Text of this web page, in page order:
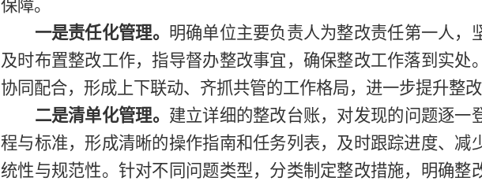
保障。
一是责任化管理。 明确单位主要负责人为整改责任第一人，
及时布置整改工作，指导督办整改事宜，确保整改工作落到实处
协同配合，形成上下联动、齐抓共管的工作格局，进一步提升整改
二是清单化管理。 建立详细的整改台账，对发现的问题逐一
程与标准，形成清晰的操作指南和任务列表，及时跟踪进度、减
统性与规范性。针对不同问题类型，分类制定整改措施，明确整